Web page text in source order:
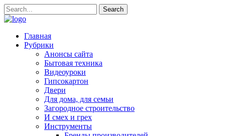
Главная
Рубрики
Анонсы сайта
Бытовая техника
Видеоуроки
Гипсокартон
Двери
Для дома, для семьи
Загородное строительство
И смех и грех
Инструменты